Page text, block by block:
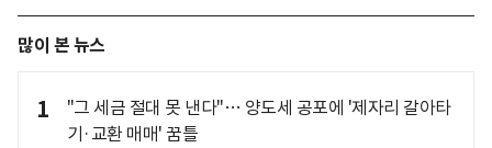
많이 본 뉴스
1
"그 세금 절대 못 낸다"… 양도세 공포에 '제자리 갈아타
기·교환 매매' 꿈틀